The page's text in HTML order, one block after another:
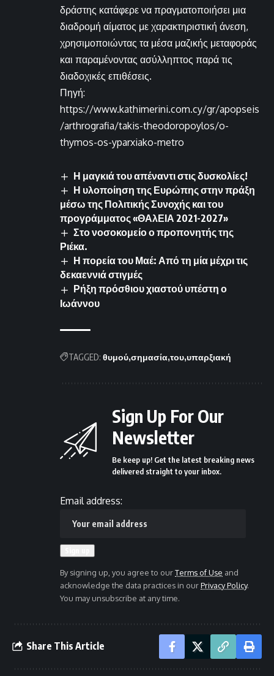
δράστης κατάφερε να πραγματοποιήσει μια
διαδρομή αίματος με χαρακτηριστική άνεση,
χρησιμοποιώντας τα μέσα μαζικής μεταφοράς
και παραμένοντας ασύλληπτος παρά τις
διαδοχικές επιθέσεις.
Πηγή:
https://www.kathimerini.com.cy/gr/apopseis
/arthrografia/takis-theodoropoylos/o-
thymos-os-yparxiako-metro
Η μαγκιά του απέναντι στις δυσκολίες!
Η υλοποίηση της Ευρώπης στην πράξη
μέσω της Πολιτικής Συνοχής και του
προγράμματος «ΘΑλΕΙΑ 2021-2027»
Στο νοσοκομείο ο προπονητής της
Ριέκα.
Η πορεία του Μαέ: Από τη μία μέχρι τις
δεκαεννιά στιγμές
Ρήξη πρόσθιου χιαστού υπέστη ο
Ιωάννου
TAGGED: θυμού σημασία του υπαρξιακή
Sign Up For Our
Newsletter
Be keep up! Get the latest breaking news
delivered straight to your inbox.
Email address:
By signing up, you agree to ourTerms of Use and
acknowledge the data practices in ourPrivacy Policy.
You may unsubscribe at any time.
Share This Article